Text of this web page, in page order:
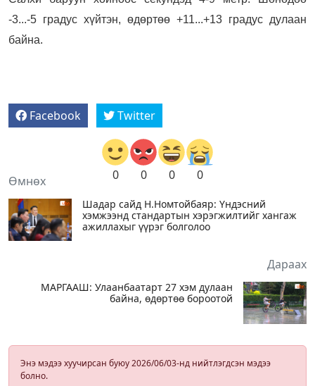
-3...-5 градус хүйтэн, өдөртөө +11...+13 градус дулаан
байна.
Facebook Twitter
0 0 0 0
Өмнөх
Шадар сайд Н.Номтойбаяр: Үндэсний
хэмжээнд стандартын хэрэгжилтийг хангаж
ажиллахыг үүрэг болголоо
Дараах
МАРГААШ: Улаанбаатарт 27 хэм дулаан
байна, өдөртөө бороотой
Энэ мэдээ хуучирсан буюу 2026/06/03-нд нийтлэгдсэн мэдээ
болно.